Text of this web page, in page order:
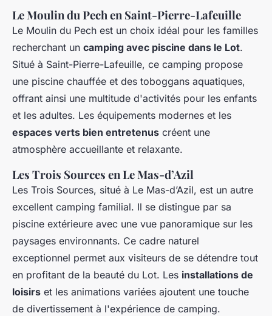
Le Moulin du Pech en Saint-Pierre-Lafeuille
Le Moulin du Pech est un choix idéal pour les familles
recherchant un camping avec piscine dans le Lot.
Situé à Saint-Pierre-Lafeuille, ce camping propose
une piscine chauffée et des toboggans aquatiques,
offrant ainsi une multitude d'activités pour les enfants
et les adultes. Les équipements modernes et les
espaces verts bien entretenus créent une
atmosphère accueillante et relaxante.
Les Trois Sources en Le Mas-d’Azil
Les Trois Sources, situé à Le Mas-d’Azil, est un autre
excellent camping familial. Il se distingue par sa
piscine extérieure avec une vue panoramique sur les
paysages environnants. Ce cadre naturel
exceptionnel permet aux visiteurs de se détendre tout
en profitant de la beauté du Lot. Les installations de
loisirs et les animations variées ajoutent une touche
de divertissement à l'expérience de camping.